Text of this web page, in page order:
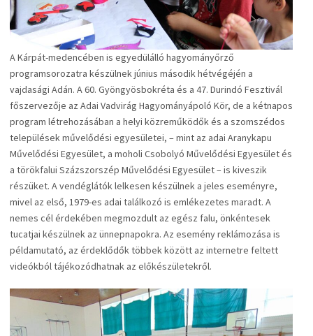
A Kárpát-medencében is egyedülálló hagyományőrző
programsorozatra készülnek június második hétvégéjén a
vajdasági Adán. A 60. Gyöngyösbokréta és a 47. Durindó Fesztivál
főszervezője az Adai Vadvirág Hagyományápoló Kör, de a kétnapos
program létrehozásában a helyi közreműködők és a szomszédos
települések művelődési egyesületei, – mint az adai Aranykapu
Művelődési Egyesület, a moholi Csobolyó Művelődési Egyesület és
a törökfalui Százszorszép Művelődési Egyesület – is kiveszik
részüket. A vendéglátók lelkesen készülnek a jeles eseményre,
mivel az első, 1979-es adai találkozó is emlékezetes maradt. A
nemes cél érdekében megmozdult az egész falu, önkéntesek
tucatjai készülnek az ünnepnapokra. Az esemény reklámozása is
példamutató, az érdeklődők többek között az internetre feltett
videókból tájékozódhatnak az előkészületekről.